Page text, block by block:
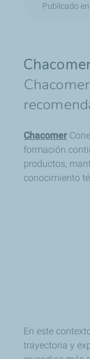
Publicado
Chacomer
formación
productos,
conocimiento
En este
trayectoria y